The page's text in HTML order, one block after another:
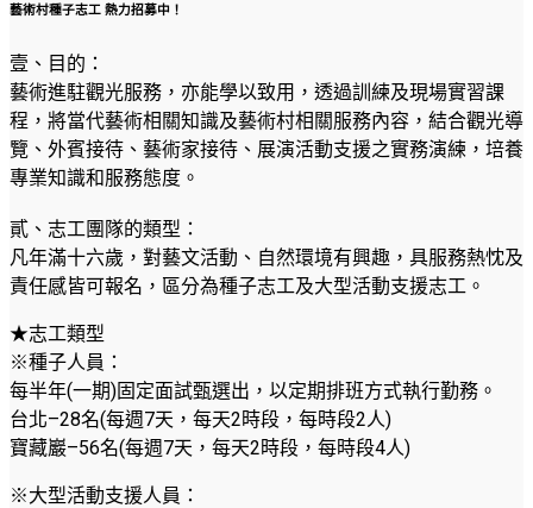
藝術村種子志工 熱力招募中！
壹、目的：
藝術進駐觀光服務，亦能學以致用，透過訓練及現場實習課
程，將當代藝術相關知識及藝術村相關服務內容，結合觀光導
覽、外賓接待、藝術家接待、展演活動支援之實務演練，培養
專業知識和服務態度。
貳、志工團隊的類型：
凡年滿十六歲，對藝文活動、自然環境有興趣，具服務熱忱及
責任感皆可報名，區分為種子志工及大型活動支援志工。
★志工類型
※種子人員：
每半年(一期)固定面試甄選出，以定期排班方式執行勤務。
台北–28名(每週7天，每天2時段，每時段2人)
寶藏巖–56名(每週7天，每天2時段，每時段4人)
※大型活動支援人員：